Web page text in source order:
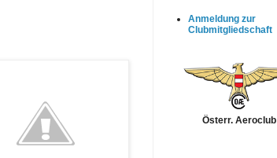
Anmeldung zur
Clubmitgliedschaft
Österr. Aeroclub